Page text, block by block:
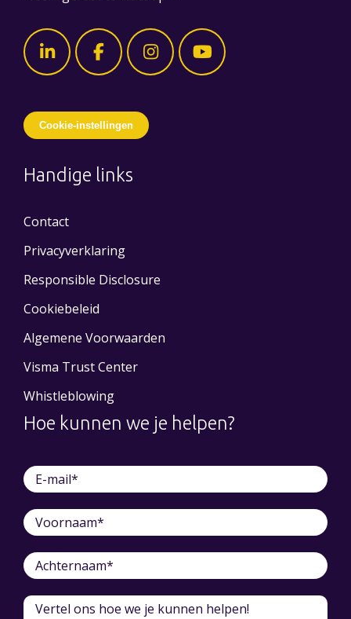
Cookie-instellingen
Handige links
Contact
Privacyverklaring
Responsible Disclosure
Cookiebeleid
Algemene Voorwaarden
Visma Trust Center
Whistleblowing
Hoe kunnen we je helpen?